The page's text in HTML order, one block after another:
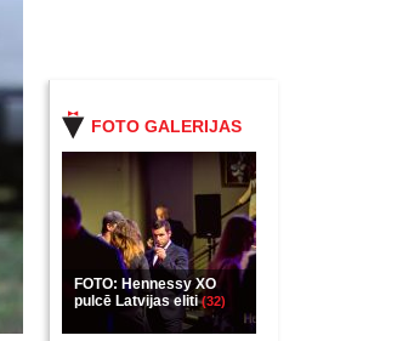
FOTO GALERIJAS
FOTO: Hennessy XO
pulcē Latvijas eliti(32)